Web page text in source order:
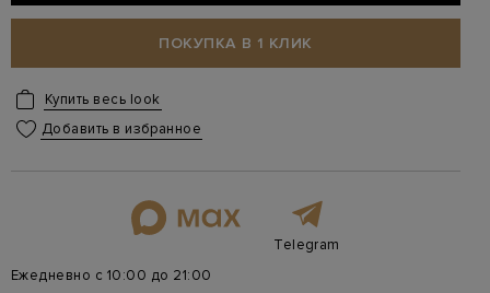
ПОКУПКА В 1 КЛИК
Купить весь look
Добавить в избранное
Telegram
Ежедневно с 10:00 до 21:00